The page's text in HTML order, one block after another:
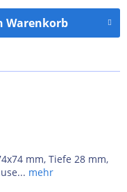
Warenkorb
mm, Tiefe 28 mm,
mehr